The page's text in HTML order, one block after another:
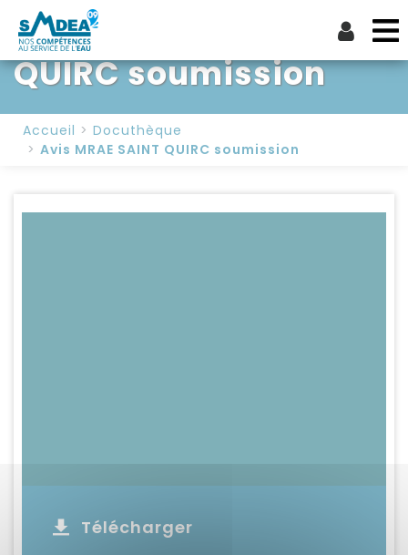
Avis MRAE SAINT
QUIRC soumission
Accueil
Docuthèque
Avis MRAE SAINT QUIRC soumission
Télécharger